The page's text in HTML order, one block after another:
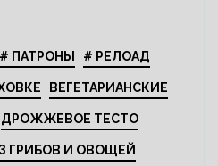
# ПАТРОНЫ # РЕЛОАД
ВЕГЕТАРИАНСКИЕ
ДРОЖЖЕВОЕ ТЕСТО
ГРИБОВ И ОВОЩЕЙ